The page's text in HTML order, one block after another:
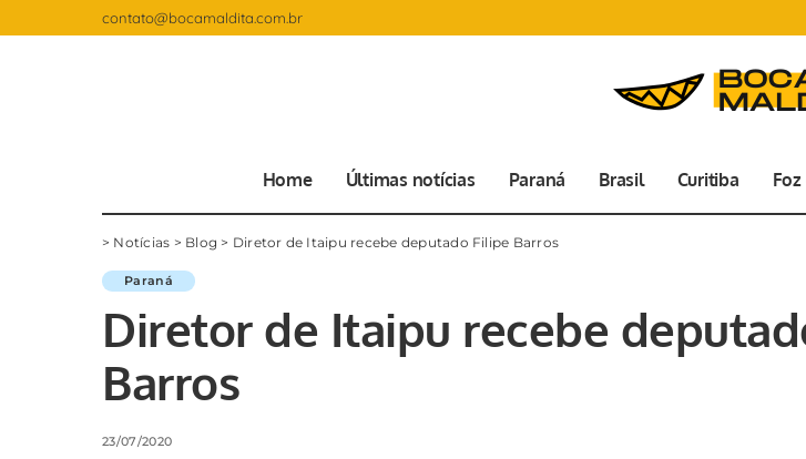
contato@bocamaldita.com.br
Home Últimas notícias Paraná Brasil Curitiba
> Notícias > Blog > Diretor de Itaipu recebe deputado Filipe Barros
Paraná
Diretor de Itaipu recebe
Barros
23/07/2020